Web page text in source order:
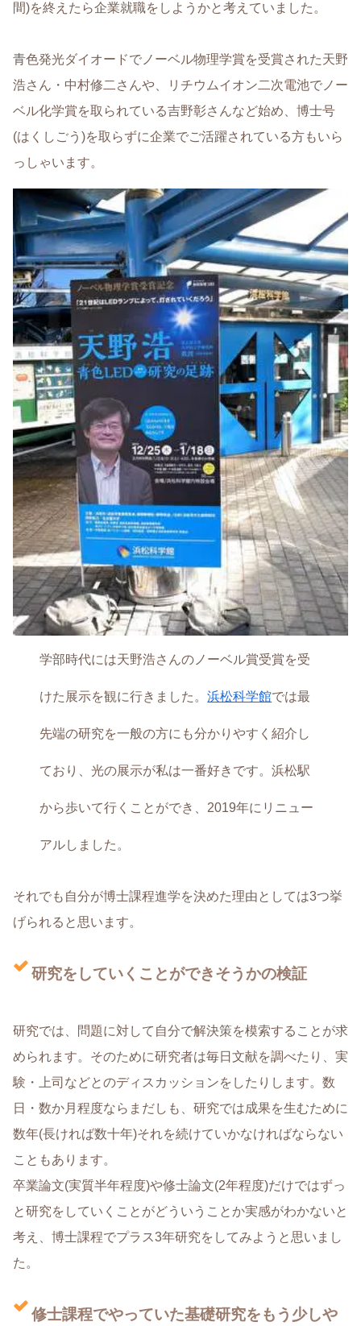
間)を終えたら企業就職をしようかと考えていました。
青色発光ダイオードでノーベル物理学賞を受賞された天野
浩さん・中村修二さんや、リチウムイオン二次電池でノー
ベル化学賞を取られている吉野彰さんなど始め、博士号
(はくしごう)を取らずに企業でご活躍されている方もいら
っしゃいます。
学部時代には天野浩さんのノーベル賞受賞を受
けた展示を観に行きました。浜松科学館では最
先端の研究を一般の方にも分かりやすく紹介し
ており、光の展示が私は一番好きです。浜松駅
から歩いて行くことができ、2019年にリニュー
アルしました。
それでも自分が博士課程進学を決めた理由としては3つ挙
げられると思います。
研究をしていくことができそうかの検証
研究では、問題に対して自分で解決策を模索することが求
められます。そのために研究者は毎日文献を調べたり、実
験・上司などとのディスカッションをしたりします。数
日・数か月程度ならまだしも、研究では成果を生むために
数年(長ければ数十年)それを続けていかなければならない
こともあります。
卒業論文(実質半年程度)や修士論文(2年程度)だけではずっ
と研究をしていくことがどういうことか実感がわかないと
考え、博士課程でプラス3年研究をしてみようと思いまし
た。
修士課程でやっていた基礎研究をもう少しや